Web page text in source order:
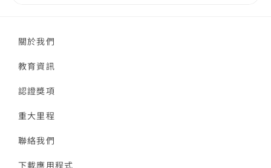
關於我們
教育資訊
認證獎項
重大里程
聯絡我們
下載應用程式